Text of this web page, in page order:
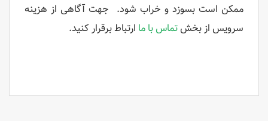
ممکن است بسوزد و خراب شود. جهت آگاهی از هزینه
سرویس از بخشتماس با ما ارتباط برقرار کنید.